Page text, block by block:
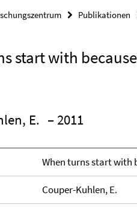
Publikationen
start with
E. – 2011
When turns start with
Couper-Kuhlen, E.